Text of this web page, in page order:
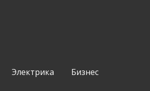
Электрика Бизнес